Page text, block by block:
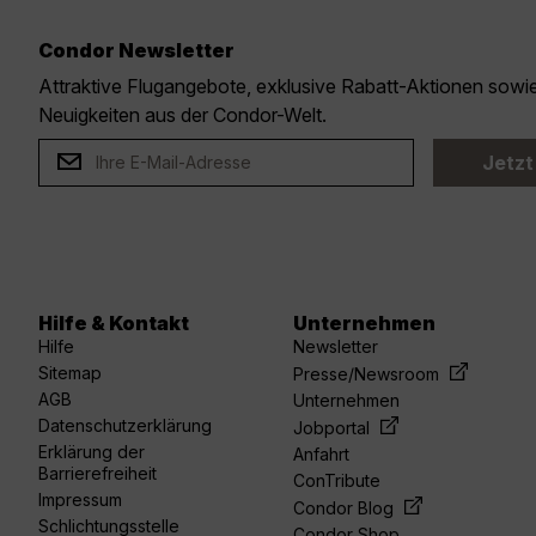
Condor Newsletter
Attraktive Flugangebote, exklusive Rabatt-Aktionen
Neuigkeiten aus der Condor-Welt.
Jetzt
Hilfe & Kontakt
Hilfe
Sitemap
AGB
Datenschutzerklärung
Erklärung der
Barrierefreiheit
Impressum
Schlichtungsstelle
Unternehmen
Newsletter
Presse/Newsroom
Unternehmen
Jobportal
Anfahrt
ConTribute
Condor Blog